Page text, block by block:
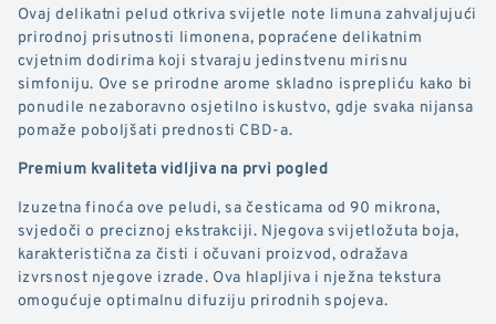
Ovaj delikatni pelud otkriva svijetle note limuna zahvaljujući
prirodnoj prisutnosti limonena, popraćene delikatnim
cvjetnim dodirima koji stvaraju jedinstvenu mirisnu
simfoniju. Ove se prirodne arome skladno isprepliću kako bi
ponudile nezaboravno osjetilno iskustvo, gdje svaka nijansa
pomaže poboljšati prednosti CBD-a.
Premium kvaliteta vidljiva na prvi pogled
Izuzetna finoća ove peludi, sa česticama od 90 mikrona,
svjedoči o preciznoj ekstrakciji. Njegova svijetložuta boja,
karakteristična za čisti i očuvani proizvod, odražava
izvrsnost njegove izrade. Ova hlapljiva i nježna tekstura
omogućuje optimalnu difuziju prirodnih spojeva.